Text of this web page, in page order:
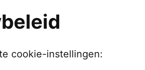
cookie-instellingen: